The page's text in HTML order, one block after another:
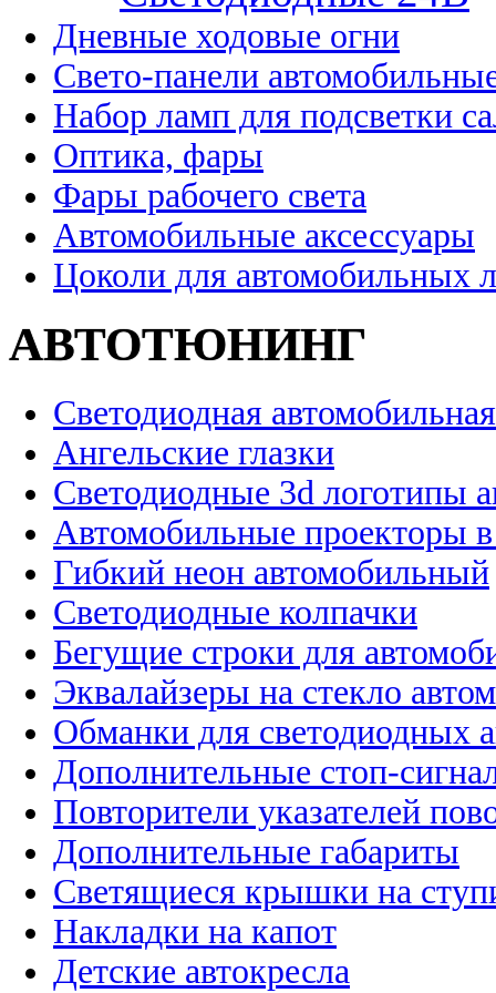
Дневные ходовые огни
Свето-панели
Набор ламп для подсветки
Оптика, фары
Фары рабочего света
Автомобильные аксессуары
Цоколи для автомобильных
АВТОТЮНИНГ
Светодиодная
Ангельские глазки
Светодиодные 3d логотипы
Автомобильные проекторы
Гибкий неон автомобильный
Светодиодные колпачки
Бегущие строки для
Эквалайзеры на стекло
Обманки для светодиодных
Дополнительные стоп-
Повторители указателей
Дополнительные габариты
Светящиеся крышки на
Накладки на капот
Детские автокресла